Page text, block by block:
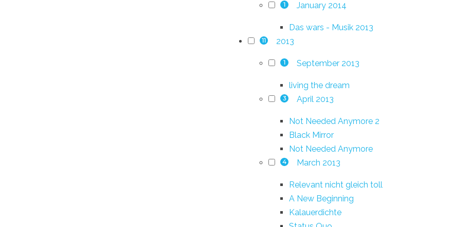
1 January 2014
Das wars - Musik 2013
11 2013
1 September 2013
living the dream
3 April 2013
Not Needed Anymore 2
Black Mirror
Not Needed Anymore
4 March 2013
Relevant nicht gleich toll
A New Beginning
Kalauerdichte